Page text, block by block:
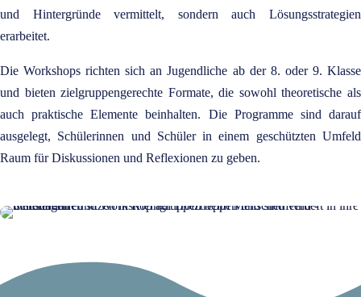
und Hintergründe vermittelt, sondern auch Lösungsstrategien
erarbeitet.
Die Workshops richten sich an Jugendliche ab der 8. oder 9. Klasse
und bieten zielgruppengerechte Formate, die sowohl theoretische als
auch praktische Elemente beinhalten. Die Programme sind darauf
ausgelegt, Schülerinnen und Schüler in einem geschützten Umfeld
Raum für Diskussionen und Reflexionen zu geben.